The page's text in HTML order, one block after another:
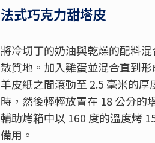
法式巧克力甜塔皮
將冷切丁的奶油與乾燥的配料
散質地。加入雞蛋並混合直到​
羊皮紙之間滾動至 2.5 毫米的厚
時，然後輕輕放置在 18 公分的
輔助烤箱中以 160 度的溫度烤
備用。